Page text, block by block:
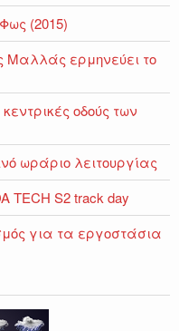
(2015)
Μαλλάς ερμηνεύει το
οδούς των
ωράριο λειτουργίας
TECH S2 track day
για τα εργοστάσια